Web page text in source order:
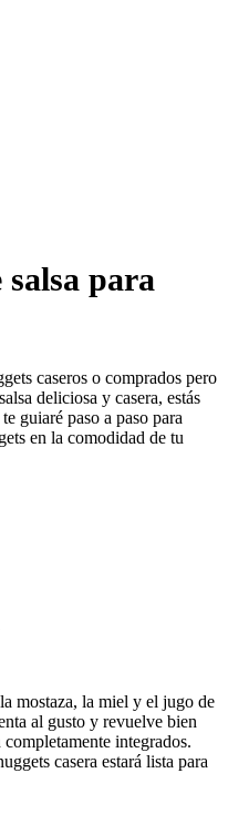
salsa para
caseros o comprados pero
deliciosa y casera, estás
guiaré paso a paso para
en la comodidad de tu
mostaza, la miel y el jugo de
al gusto y revuelve bien
integrados.
casera estará lista para